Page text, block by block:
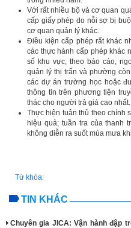
Với rất nhiều bộ và cơ quan
cấp giấy phép do nỗi sợ bị
cơ quan quản lý khác.
Điều kiện cấp phép rất khác
các thực hành cấp phép khác
số khu vực, theo báo cáo,
quản lý thị trấn và phường
các dự án trường học hoặc
thông tin trên phương tiện
thác cho người trả giá cao nhất.
Thực hiện tuân thủ theo chính
hiệu quả; tuần tra của thanh
không diễn ra suốt mùa mưa
Từ khóa:
TIN KHÁC
Chuyên gia JICA: Vận hành đập